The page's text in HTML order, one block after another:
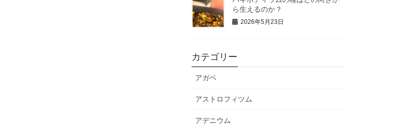
ら生えるのか？
2026年5月23日
カテゴリー
アガベ
アストロフィツム
アデニウム